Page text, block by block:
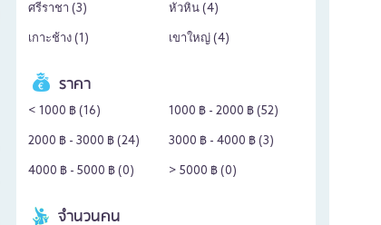
ศรีราชา (3) หัวหิน (4)
เกาะช้าง (1 ) เขาใหญ่ (4)
ราคา
< 1000 ฿ (16) 1000 ฿ - 2000 ฿ (52)
2000 ฿ - 3000 ฿ (24) 3000 ฿ - 4000 ฿ (3)
4000 ฿ - 5000 ฿ (0) > 5000 ฿ (0)
จำนวนคน